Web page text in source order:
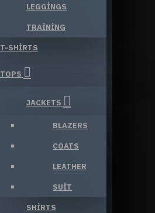
LEGGINGS
TRAINING
T-SHIRTS
TOPS
JACKETS
BLAZERS
COATS
LEATHER
SUIT
SHIRTS